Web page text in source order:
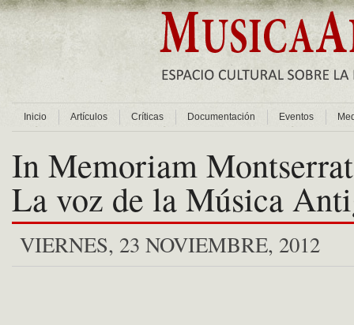
Inicio Artículos Críticas Documentación Eventos
In Memoriam
La voz de la Música
VIERNES, 23 NOVIEMBRE, 2012